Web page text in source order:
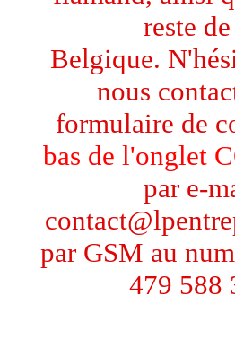
reste
Belgique.
nous
formulaire de
bas de l'onglet
par e-
par GSM au
479 588